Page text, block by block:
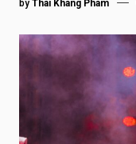
by Thai Khang Pham